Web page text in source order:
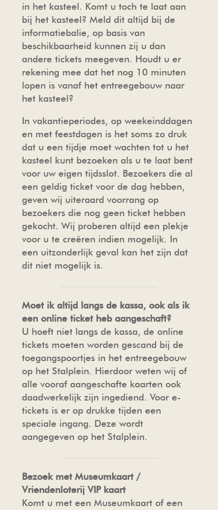
in het kasteel. Komt u toch te laat aan
bij het kasteel? Meld dit altijd bij de
informatiebalie, op basis van
beschikbaarheid kunnen zij u dan
andere tickets meegeven. Houdt u er
rekening mee dat het nog 10 minuten
lopen is vanaf het entreegebouw naar
het kasteel?
In vakantieperiodes, op weekeinddagen
en met feestdagen is het soms zo druk
dat u een tijdje moet wachten tot u het
kasteel kunt bezoeken als u te laat bent
voor uw eigen tijdsslot. Bezoekers die al
een geldig ticket voor de dag hebben,
geven wij uiteraard voorrang op
bezoekers die nog geen ticket hebben
gekocht. Wij proberen altijd een plekje
voor u te creëren indien mogelijk. In
een uitzonderlijk geval kan het zijn dat
dit niet mogelijk is.
Moet ik altijd langs de kassa, ook als ik
een online ticket heb aangeschaft?
U hoeft niet langs de kassa, de online
tickets moeten worden gescand bij de
toegangspoortjes in het entreegebouw
op het Stalplein. Hierdoor weten wij of
alle vooraf aangeschafte kaarten ook
daadwerkelijk zijn ingediend. Voor e-
tickets is er op drukke tijden een
speciale ingang. Deze wordt
aangegeven op het Stalplein.
Bezoek met Museumkaart /
Vriendenloterij VIP kaart
Komt u met een Museumkaart of een